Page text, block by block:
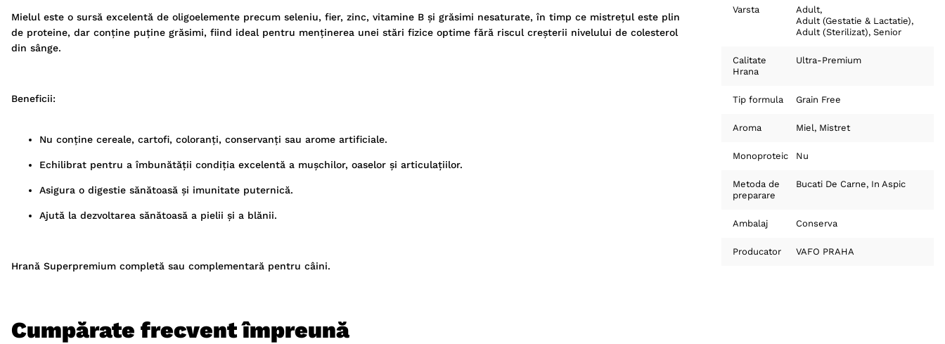
Mielul este o sursă excelentă de oligoelemente precum seleniu, fier, zinc, vitamine B și grăsimi nesaturate, în timp ce mistrețul este plin
de proteine, dar conține puține grăsimi, fiind ideal pentru menținerea unei stări fizice optime fără riscul creșterii nivelului de colesterol
din sânge.
Beneficii:
Nu conține cereale, cartofi, coloranți, conservanți sau arome artificiale.
Echilibrat pentru a îmbunătății condiția excelentă a mușchilor, oaselor și articulațiilor.
Asigura o digestie sănătoasă și imunitate puternică.
Ajută la dezvoltarea sănătoasă a pielii și a blănii.
Hrană Superpremium completă sau complementară pentru câini.
Varsta
Adult
Adult (Gestatie & Lactatie)
Adult (Sterilizat) Senior
Calitate
Hrana
Ultra-Premium
Tip formula Grain Free
Aroma Miel Mistret
Monoproteic Nu
Metoda de
preparare
Bucati De Carne In Aspic
Ambalaj Conserva
Producator VAFO PRAHA
Cumpărate frecvent împreună